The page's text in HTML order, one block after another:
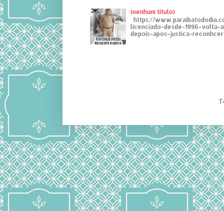
(nenhum título)
https://
licenciado-desde-1996-volta-
depois-apos-justica-